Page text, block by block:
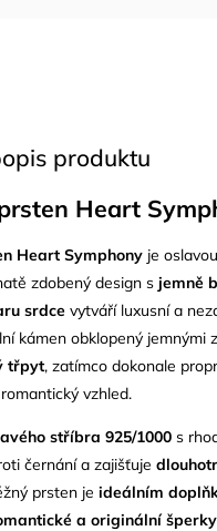
produktu
Heart
Heart Symphony je oslavou
zdobený design s jemně
srdce vytváří luxusní a
kámen obklopený jemnými
třpyt, zatímco dokonale
vzhled.
stříbra 925/1000 s
černání a zajišťuje
prsten je ideálním
a originální šperky